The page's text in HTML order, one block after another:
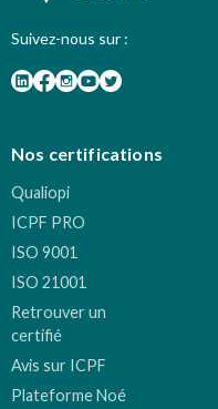
Suivez-nous sur :
Nos certifications
Qualiopi
ICPF PRO
ISO 9001
ISO 21001
Retrouver un
certifié
Avis sur ICPF
Plateforme Noé